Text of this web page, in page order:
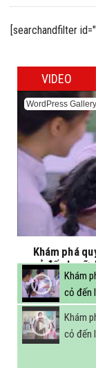
[searchandfilter
VIDEO
WordPress
Khám phá
cỏ đến ly
Khám
cỏ đến
Khám
cỏ đến
FBNC